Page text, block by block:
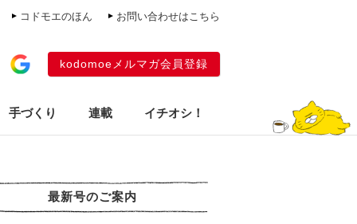
コドモエのほん お問い合わせはこちら
kodomoeメルマガ会員登録
手づくり 連載 イチオシ！
最新号のご案内